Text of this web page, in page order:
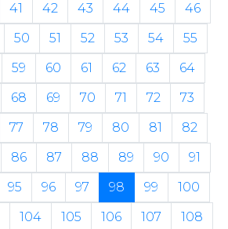
41 42 43 44 45
46
50 51 52 53 54
55
59 60 61 62 63
64
68 69 70 71 72
73
77 78 79 80 81
82
86 87 88 89 90
91
95 96 97 98 99
100
104 105 106 107
108